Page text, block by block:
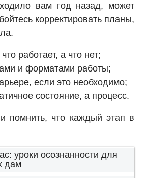
вам год назад, может
корректировать планы,
работает, а что нет;
и форматами работы;
если это необходимо;
состояние, а процесс.
помнить, что каждый этап в
уроки осознанности для
дам